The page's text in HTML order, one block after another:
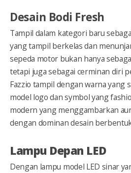
Desain Bodi Fresh
Tampil dalam kategori baru
yang tampil berkelas dan
sepeda motor bukan hanya
tetapi juga sebagai cerminan diri
Fazzio tampil dengan warna yang
model logo dan symbol yang
modern yang menggambarkan
dengan dominan desain
Lampu Depan LED
Dengan lampu model LED sinar